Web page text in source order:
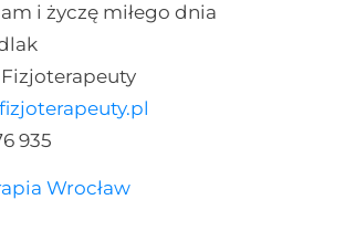
i życzę miłego dnia
935